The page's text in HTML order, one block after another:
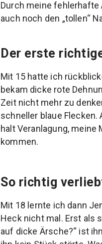
Durch meine fehlerhafte
auch noch den „tollen“
Der erste
Mit 15 hatte ich
bekam dicke rote
Zeit nicht mehr zu
schneller blaue
halt Veranlagung,
kommen.
So richtig
Mit 18 lernte ich dann
Heck nicht mal. Erst als
auf dicke Ärsche?“ ist